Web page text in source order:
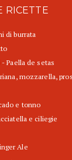
RICETTE
di burrata
Paella de setas
mozzarella,
e tonno
e ciliegie
Ale